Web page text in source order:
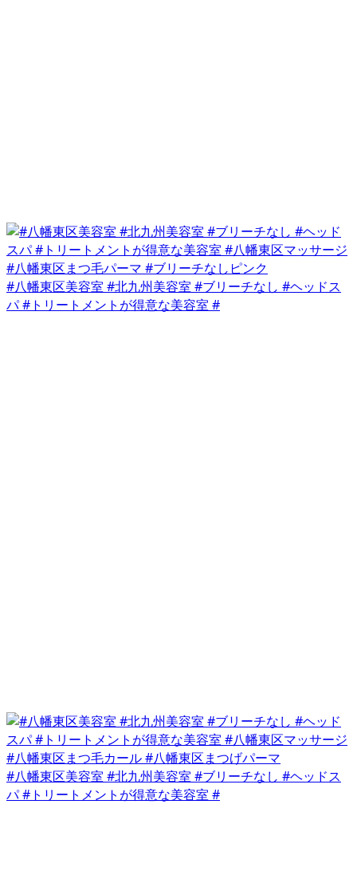
#八幡東区美容室 #北九州美容室 #ブリーチなし #ヘッドス
パ #トリートメントが得意な美容室 #
#八幡東区美容室 #北九州美容室 #ブリーチなし #ヘッドス
パ #トリートメントが得意な美容室 #